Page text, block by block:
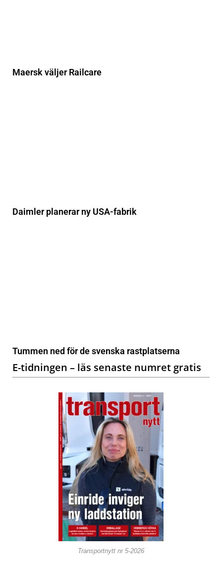
Maersk väljer Railcare
Daimler planerar ny USA-fabrik
Tummen ned för de svenska rastplatserna
E-tidningen – läs senaste numret gratis
Transportnytt nr 5-2026